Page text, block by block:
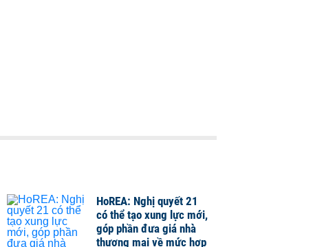
HoREA: Nghị quyết 21
có thể tạo xung lực mới,
góp phần đưa giá nhà
thương mại về mức hợp